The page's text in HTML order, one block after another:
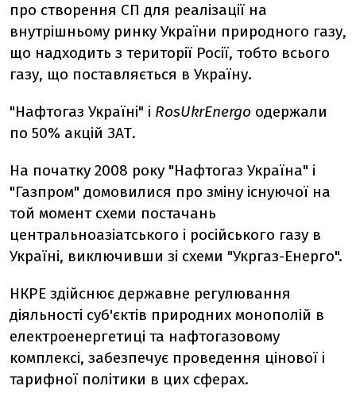
про створення СП для реалізації на
внутрішньому ринку України природного газу,
що надходить з території Росії, тобто всього
газу, що поставляється в Україну.
"Нафтогаз Україні" і RosUkrEnergo одержали
по 50% акцій ЗАТ.
На початку 2008 року "Нафтогаз Україна" і
"Газпром" домовилися про зміну існуючої на
той момент схеми постачань
центральноазіатського і російського газу в
Україні, виключивши зі схеми "Укргаз-Енерго".
НКРЕ здійснює державне регулювання
діяльності суб'єктів природних монополій в
електроенергетиці та нафтогазовому
комплексі, забезпечує проведення цінової і
тарифної політики в цих сферах.